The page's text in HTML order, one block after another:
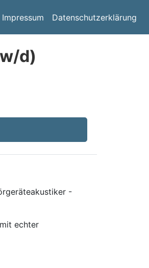
Impressum Datenschutzerklärung
d)
-
echter